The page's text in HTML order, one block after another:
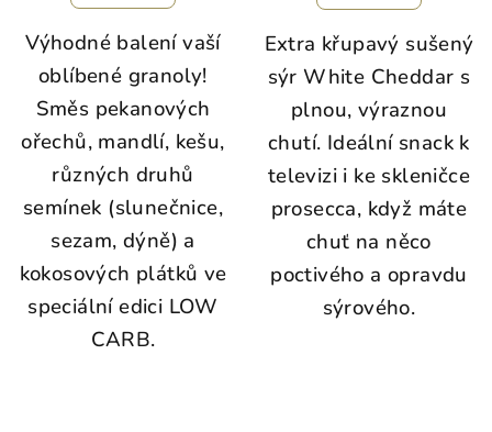
Výhodné balení vaší
oblíbené granoly!
Směs pekanových
ořechů, mandlí, kešu,
různých druhů
semínek (slunečnice,
sezam, dýně) a
kokosových plátků ve
speciální edici LOW
CARB.
Extra křupavý sušený
sýr White Cheddar s
plnou, výraznou
chutí. Ideální snack k
televizi i ke skleničce
prosecca, když máte
chuť na něco
poctivého a opravdu
sýrového.